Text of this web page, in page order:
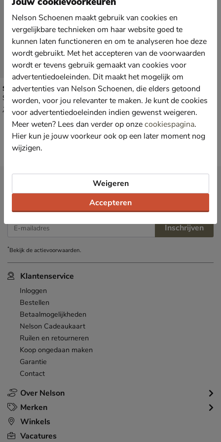
Shabbies Amsterdam Angel Sleeve
Sandalen - beige
van € 129,99 voor € 90,99
129 90,
Over Nelson
Klantenservice
Inloggen
Bestellen
Betaalmogelijkheden
Nelson Cadeaukaart
Ruilen en retourneren
Koop ongedaan maken
Garantie
Contact
Merken
Winkels
Vacatures
Ontvang € 10,- welkomstkorting*en blijf op de hoogte van leuke
E-mailadres Inschrijven
*Bekijk deactievoorwaarden.
Nelson Schoenen maakt gebruik van cookies en
vergelijkbare technieken om haar website goed te
kunnen laten functioneren en om te analyseren hoe deze
wordt gebruikt. Met het accepteren van de voorwaarden
wordt er tevens gebruik gemaakt van cookies voor
advertentiedoeleinden. Dit maakt het mogelijk om
advertenties van Nelson Schoenen, die elders getoond
worden, voor jou relevanter te maken. Je kunt de cookies
voor advertentiedoeleinden indien gewenst weigeren.
Meer weten? Lees dan verder op onzecookiespagina.
Hier kun je jouw voorkeur ook op een later moment nog
wijzigen.
Accepteren
Weigeren